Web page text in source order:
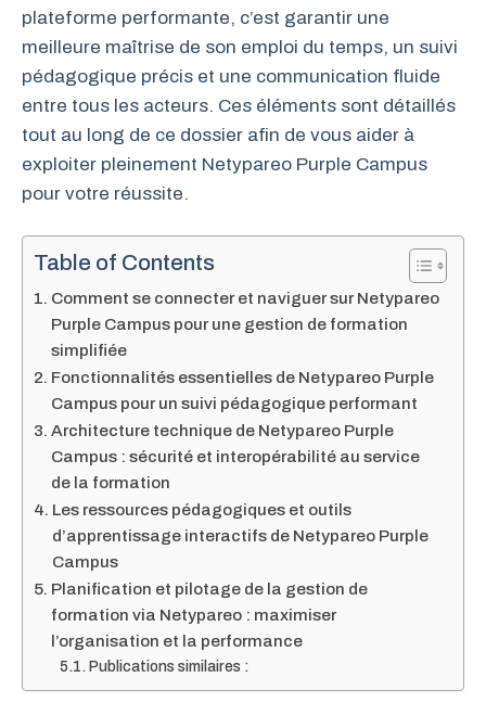
plateforme performante, c’est garantir une
meilleure maîtrise de son emploi du temps, un suivi
pédagogique précis et une communication fluide
entre tous les acteurs. Ces éléments sont détaillés
tout au long de ce dossier afin de vous aider à
exploiter pleinement Netypareo Purple Campus
pour votre réussite.
Table of Contents
Comment se connecter et naviguer sur Netypareo
Purple Campus pour une gestion de formation
simplifiée
Fonctionnalités essentielles de Netypareo Purple
Campus pour un suivi pédagogique performant
Architecture technique de Netypareo Purple
Campus : sécurité et interopérabilité au service
de la formation
Les ressources pédagogiques et outils
d’apprentissage interactifs de Netypareo Purple
Campus
Planification et pilotage de la gestion de
formation via Netypareo : maximiser
l’organisation et la performance
Publications similaires :